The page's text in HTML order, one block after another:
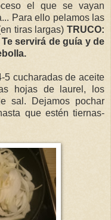
el que se vayan
Para ello pelamos las
tiras largas) TRUCO:
servirá de guía y de
5 cucharadas de aceite
hojas de laurel, los
sal. Dejamos pochar
que estén tiernas-